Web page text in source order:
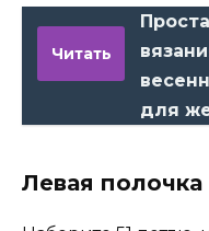
Читать
для
Левая полочка